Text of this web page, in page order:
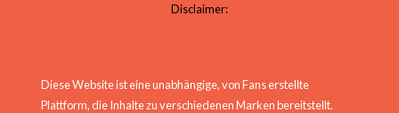
Disclaimer:
Diese Website ist eine unabhängige, von Fans erstellte
Plattform, die Inhalte zu verschiedenen Marken bereitstellt.